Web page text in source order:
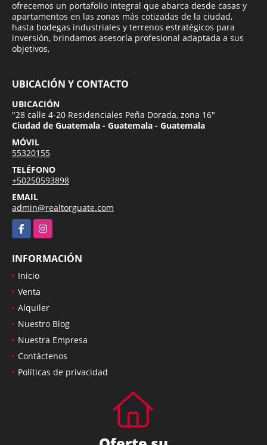
ofrecemos un portafolio integral que abarca desde casas y
apartamentos en las zonas más cotizadas de la ciudad,
hasta bodegas industriales y terrenos estratégicos para
inversión, brindamos asesoría profesional adaptada a sus
objetivos,
UBICACIÓN Y CONTACTO
UBICACIÓN
"28 calle 4-20 Residenciales Peña Dorada, zona 16"
Ciudad de Guatemala - Guatemala - Guatemala
MÓVIL
55320155
TELÉFONO
+50250593898
EMAIL
admin@realtorguate.com
FacebookInstagram
INFORMACIÓN
Inicio
Venta
Alquiler
Nuestro Blog
Nuestra Empresa
Contáctenos